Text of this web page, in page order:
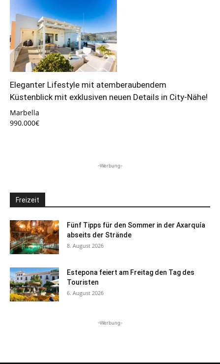
Eleganter Lifestyle mit atemberaubendem
Küstenblick mit exklusiven neuen Details in City-Nähe!
Marbella
990.000€
-Werbung-
Freizeit
Fünf Tipps für den Sommer in der Axarquía
abseits der Strände
8. August 2026
Estepona feiert am Freitag den Tag des
Touristen
6. August 2026
-Werbung-